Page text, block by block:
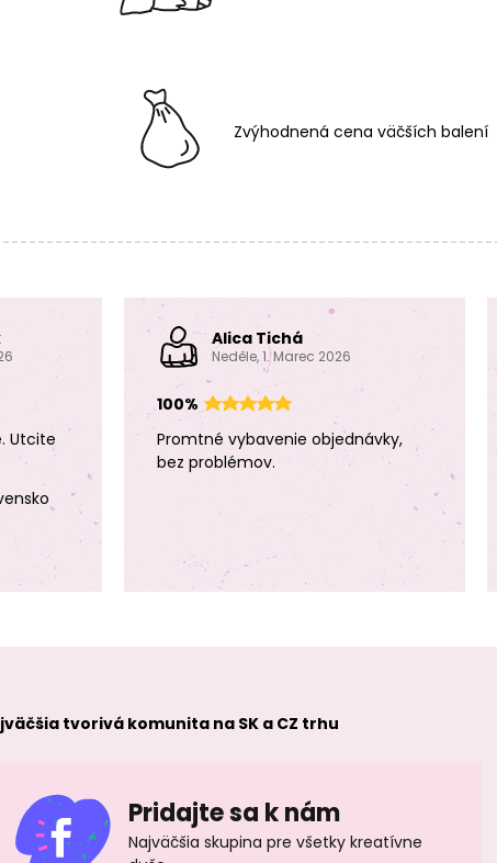
Zvýhodnená cena väčších balení
Utcite
Alica Tichá
Neděle, 1. Marec 2026
100%
Promtné vybavenie objednávky,
bez problémov.
tvorivá komunita na SK a CZ trhu
Pridajte sa k nám
Najväčšia skupina pre všetky kreatívne